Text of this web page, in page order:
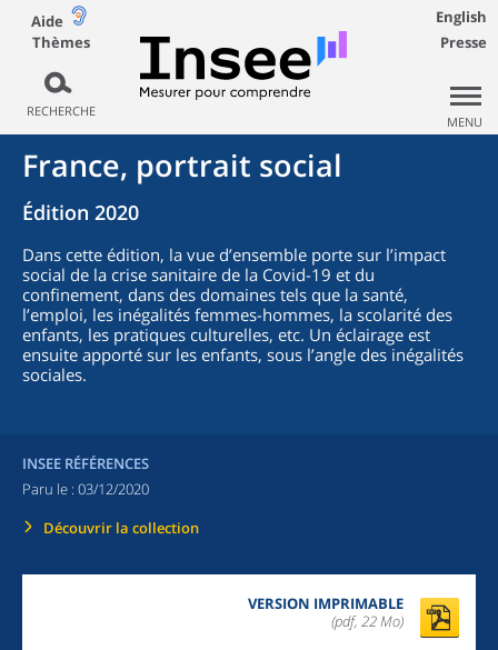
Aide
Thèmes
RECHERCHE
English
Presse
MENU
France, portrait social
Édition 2020
Dans cette édition, la vue d’ensemble porte sur l’impact
social de la crise sanitaire de la Covid-19 et du
confinement, dans des domaines tels que la santé,
l’emploi, les inégalités femmes-hommes, la scolarité des
enfants, les pratiques culturelles, etc. Un éclairage est
ensuite apporté sur les enfants, sous l’angle des inégalités
sociales.
INSEE RÉFÉRENCES
Paru le : 03/12/2020
Découvrir la collection
VERSION IMPRIMABLE
(pdf, 22 Mo)